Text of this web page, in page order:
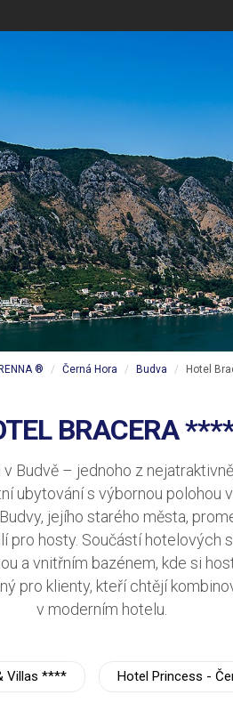
® Černá Hora Budva Hotel
BRACERA
Budvě – jednoho z
ubytování s výbornou polohou
jejího starého města,
pro hosty. Součástí hotelových
a vnitřním bazénem, kde si
pro klienty, kteří chtějí
v moderním hotelu.
Villas **** Hotel Princess -